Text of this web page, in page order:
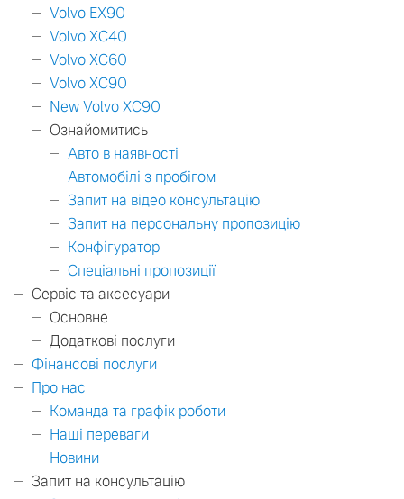
Volvo EX90
Volvo XC40
Volvo XC60
Volvo XC90
New Volvo XC90
Ознайомитись
Авто в наявності
Автомобілі з пробігом
Запит на відео консультацію
Запит на персональну пропозицію
Конфігуратор
Спеціальні пропозиції
Сервіс та аксесуари
Основне
Додаткові послуги
Фінансові послуги
Про нас
Команда та графік роботи
Наші переваги
Новини
Запит на консультацію